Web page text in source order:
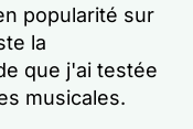
popularité sur
la
que j'ai testée
musicales.